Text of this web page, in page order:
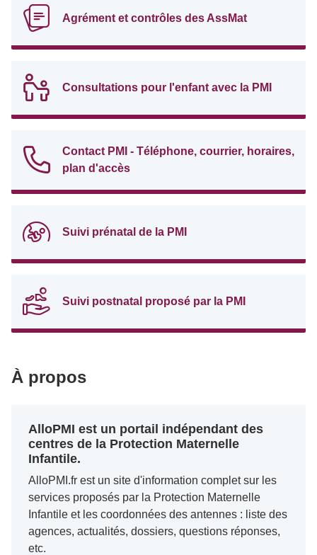
Agrément et contrôles des AssMat
Consultations pour l'enfant avec la PMI
Contact PMI - Téléphone, courrier, horaires,
plan d'accès
Suivi prénatal de la PMI
Suivi postnatal proposé par la PMI
À propos
AlloPMI est un portail indépendant des
centres de la Protection Maternelle
Infantile.
AlloPMI.fr est un site d'information complet sur les
services proposés par la Protection Maternelle
Infantile et les coordonnées des antennes : liste des
agences, actualités, dossiers, questions réponses,
etc.